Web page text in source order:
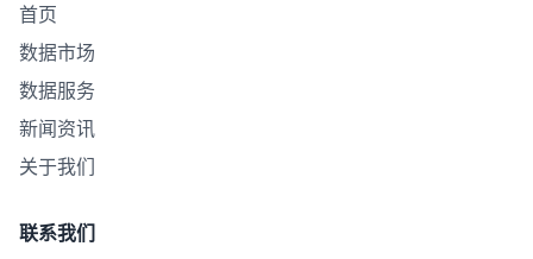
首页
数据市场
数据服务
新闻资讯
关于我们
联系我们